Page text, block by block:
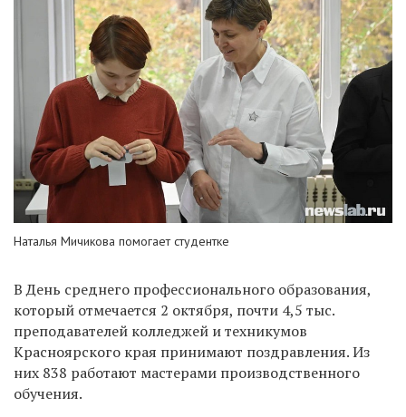
Наталья Мичикова помогает студентке
В День среднего профессионального образования,
который отмечается 2 октября, почти 4,5 тыс.
преподавателей колледжей и техникумов
Красноярского края принимают поздравления. Из
них 838 работают мастерами производственного
обучения.